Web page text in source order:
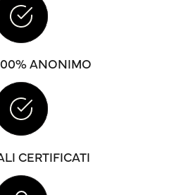
ANONIMO
CERTIFICATI